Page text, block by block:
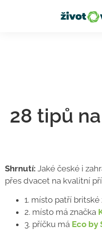
28 tipů
Shrnutí: Jaké české i
přes dvacet na kvalitní
1. místo patří britské
2. místo má značka
3. příčku má Eco by